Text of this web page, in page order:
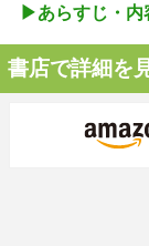
▶︎あらすじ・内
書店で詳細を